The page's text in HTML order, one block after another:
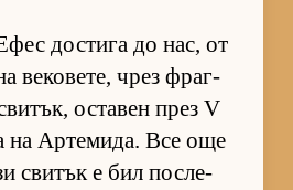
дос­тига до нас, от
ве­ко­ве­те, чрез фраг­
ос­та­вен през V
на Ар­те­ми­да. Все още
сви­тък е бил пос­ле­